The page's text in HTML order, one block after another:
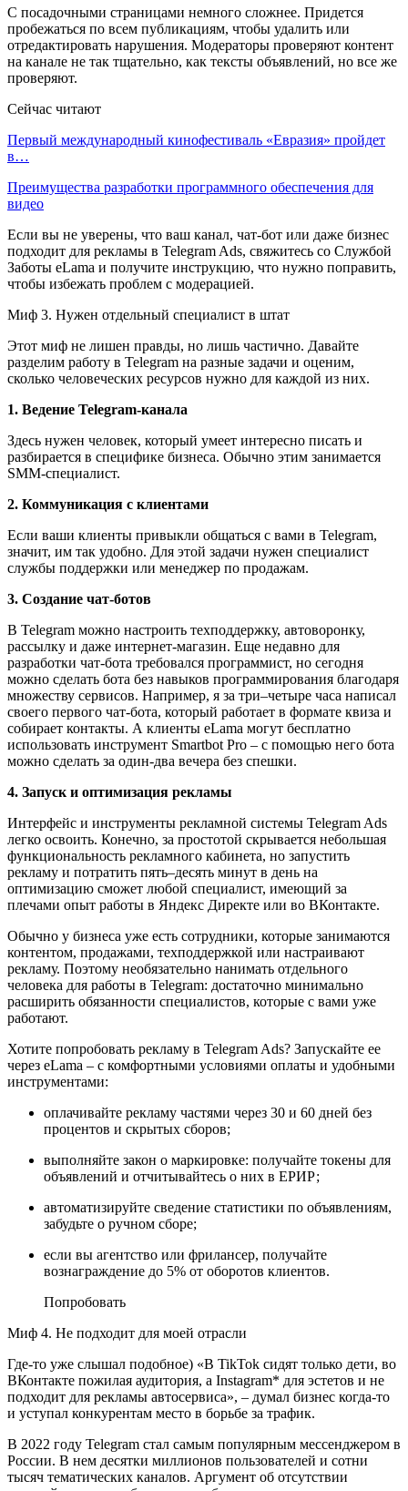
С посадочными страницами немного сложнее. Придется
пробежаться по всем публикациям, чтобы удалить или
отредактировать нарушения. Модераторы проверяют контент
на канале не так тщательно, как тексты объявлений, но все же
проверяют.
Сейчас читают
Первый международный кинофестиваль «Евразия» пройдет
в…
Преимущества разработки программного обеспечения для
видео
Если вы не уверены, что ваш канал, чат-бот или даже бизнес
подходит для рекламы в Telegram Ads, свяжитесь со Службой
Заботы eLama и получите инструкцию, что нужно поправить,
чтобы избежать проблем с модерацией.
Миф 3. Нужен отдельный специалист в штат
Этот миф не лишен правды, но лишь частично. Давайте
разделим работу в Telegram на разные задачи и оценим,
сколько человеческих ресурсов нужно для каждой из них.
1. Ведение Telegram-канала
Здесь нужен человек, который умеет интересно писать и
разбирается в специфике бизнеса. Обычно этим занимается
SMM-специалист.
2. Коммуникация с клиентами
Если ваши клиенты привыкли общаться с вами в Telegram,
значит, им так удобно. Для этой задачи нужен специалист
службы поддержки или менеджер по продажам.
3. Создание чат-ботов
В Telegram можно настроить техподдержку, автоворонку,
рассылку и даже интернет-магазин. Еще недавно для
разработки чат-бота требовался программист, но сегодня
можно сделать бота без навыков программирования благодаря
множеству сервисов. Например, я за три–четыре часа написал
своего первого чат-бота, который работает в формате квиза и
собирает контакты. А клиенты eLama могут бесплатно
использовать инструмент Smartbot Pro – с помощью него бота
можно сделать за один-два вечера без спешки.
4. Запуск и оптимизация рекламы
Интерфейс и инструменты рекламной системы Telegram Ads
легко освоить. Конечно, за простотой скрывается небольшая
функциональность рекламного кабинета, но запустить
рекламу и потратить пять–десять минут в день на
оптимизацию сможет любой специалист, имеющий за
плечами опыт работы в Яндекс Директе или во ВКонтакте.
Обычно у бизнеса уже есть сотрудники, которые занимаются
контентом, продажами, техподдержкой или настраивают
рекламу. Поэтому необязательно нанимать отдельного
человека для работы в Telegram: достаточно минимально
расширить обязанности специалистов, которые с вами уже
работают.
Хотите попробовать рекламу в Telegram Ads? Запускайте ее
через eLama – с комфортными условиями оплаты и удобными
инструментами:
оплачивайте рекламу частями через 30 и 60 дней без
процентов и скрытых сборов;
выполняйте закон о маркировке: получайте токены для
объявлений и отчитывайтесь о них в ЕРИР;
автоматизируйте сведение статистики по объявлениям,
забудьте о ручном сборе;
если вы агентство или фрилансер, получайте
вознаграждение до 5% от оборотов клиентов.
Попробовать
Миф 4. Не подходит для моей отрасли
Где-то уже слышал подобное) «В TikTok сидят только дети, во
ВКонтакте пожилая аудитория, а Instagram* для эстетов и не
подходит для рекламы автосервиса», – думал бизнес когда-то
и уступал конкурентам место в борьбе за трафик.
В 2022 году Telegram стал самым популярным мессенджером в
России. В нем десятки миллионов пользователей и сотни
тысяч тематических каналов. Аргумент об отсутствии